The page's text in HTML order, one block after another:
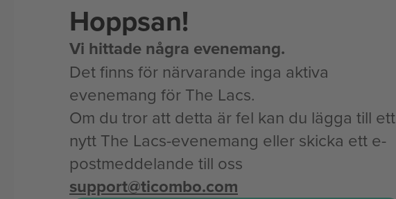
Hoppsan!
Vi hittade några evenemang.
Det finns för närvarande inga aktiva
evenemang för The Lacs.
Om du tror att detta är fel kan du lägga till ett
nytt The Lacs-evenemang eller skicka ett e-
postmeddelande till oss
support@ticombo.com